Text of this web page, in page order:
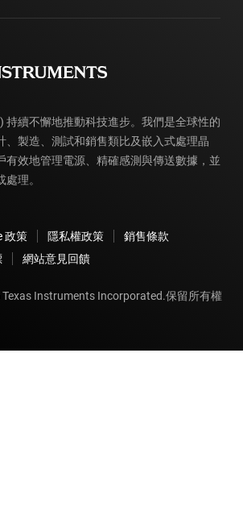
解答
持續不懈地推動科技進步。我們是全球性的
、製造、測試和銷售類比及嵌入式處理晶
有效地管理電源、精確感測與傳送數據，並
理。
政策 隱私權政策
銷售條款
網站意見回饋
Texas Instruments Incorporated.保留所有權